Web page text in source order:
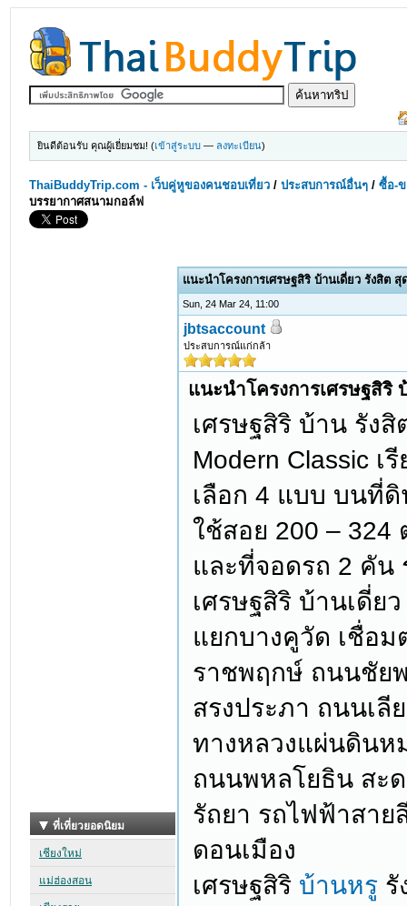
ยินดีต้อนรับ คุณผู้เยี่ยมชม! (เข้าสู่ระบบ — ลงทะเบียน)
ThaiBuddyTrip.com - เว็บคู่หูของคนชอบเที่ยว /ประสบการณ์อื่นๆ /ซื้อ-ข
บรรยากาศสนามกอล์ฟ
แนะนำโครงการเศรษฐสิริ บ้านเดี่ยว รังสิต
Sun, 24 Mar 24, 11:00
jbtsaccount
ประสบการณ์แก่กล้า
แนะนำโครงการเศรษฐสิ
เศรษฐสิริ บ้าน รัง
Modern Classic
เลือก 4 แบบ บนที่
ใช้สอย 200 –
และที่จอดรถ 2 คัน
เศรษฐสิริ บ้านเดี่ย
แยกบางคูวัด เชื่อ
ราชพฤกษ์ ถนนชัย
สรงประภา ถนนเ
ทางหลวงแผ่นดินห
ถนนพหลโยธิน สะด
รัถยา รถไฟฟ้าสา
ดอนเมือง
เศรษฐสิริ บ้านหรู รั